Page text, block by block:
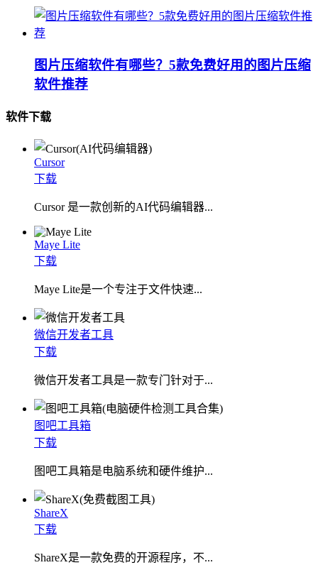
图片压缩软件有哪些？5款免费好用的图片压缩
软件推荐
软件下载
Cursor
下载
Cursor 是一款创新的AI代码编辑器...
Maye Lite
下载
​Maye Lite是一个专注于文件快速...
微信开发者工具
下载
微信开发者工具是一款专门针对于...
图吧工具箱
下载
图吧工具箱是电脑系统和硬件维护...
ShareX
下载
ShareX是一款免费的开源程序，不...